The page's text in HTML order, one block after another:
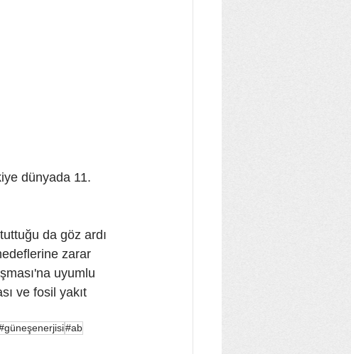
dünyada 11.
da göz ardı
zarar
uyumlu
ve fosil yakıt
#ab